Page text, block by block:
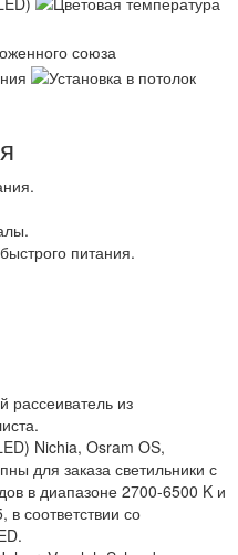
питания.
рассеиватель из
Nichia, Osram OS,
для заказа светильники с
в диапазоне 2700-6500 K и
соответствии со